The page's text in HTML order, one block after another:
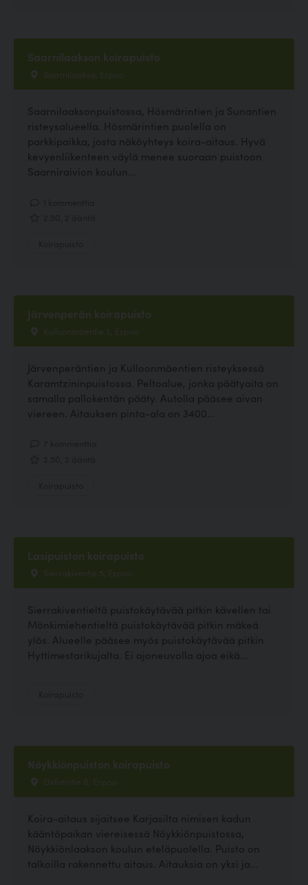
Saarnilaakson koirapuisto
Saarnilaakso, Espoo
Saarnilaaksonpuistossa, Hösmärintien ja Sunantien
risteysalueella. Hösmärintien puolella on
parkkipaikka, josta näköyhteys koira-aitaus. Hyvä
kevyenliikenteen väylä menee suoraan puistoon
Saarniraivion koulun...
Järvenperän koirapuisto
Kulloonmäentie 2, Espoo
Järvenperäntien ja Kulloonmäentien risteyksessä
Karamtzininpuistossa. Peltoalue, jonka päätyaita on
samalla pallokentän pääty. Autolla pääsee aivan
viereen. Aitauksen pinta-ala on 3400...
Lasipuiston koirapuisto
Sierrakiventie 5, Espoo
Sierrakiventieltä puistokäytävää pitkin kävellen tai
Mönkimiehentieltä puistokäytävää pitkin mäkeä
ylös. Alueelle pääsee myös puistokäytävää pitkin
Hyttimestarikujalta. Ei ajoneuvolla ajoa eikä...
Nöykkiönpuiston koirapuisto
Oxfotintie 8, Espoo
Koira-aitaus sijaitsee Karjasilta nimisen kadun
kääntöpaikan viereisessä Nöykkiönpuistossa,
Nöykkiönlaakson koulun eteläpuolella. Puisto on
talkoilla rakennettu aitaus. Aitauksia on yksi ja...